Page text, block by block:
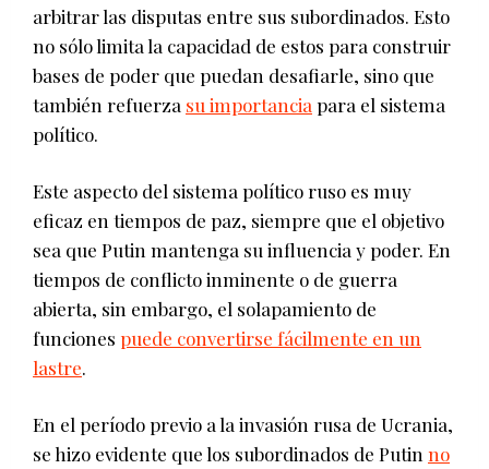
arbitrar las disputas entre sus subordinados. Esto
no sólo limita la capacidad de estos para construir
bases de poder que puedan desafiarle, sino que
también refuerza su importancia para el sistema
político.
Este aspecto del sistema político ruso es muy
eficaz en tiempos de paz, siempre que el objetivo
sea que Putin mantenga su influencia y poder. En
tiempos de conflicto inminente o de guerra
abierta, sin embargo, el solapamiento de
funciones puede convertirse fácilmente en un
lastre.
En el período previo a la invasión rusa de Ucrania,
se hizo evidente que los subordinados de Putin no